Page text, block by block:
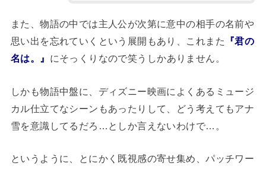
また、物語の中では主人公が次第に意中の相手の名前や
思い出を忘れていくという展開もあり、これまた
『君の
名は。』 にそっくりなので笑うしかありません。
しかも物語中盤に、ディズニー映画によくあるミュージ
カル仕立てなシーンもあったりして、どう考えてもアナ
雪を意識してるだろ…としか言えないわけで…。
というように、とにかく既視感の寄せ集め、パッチワー